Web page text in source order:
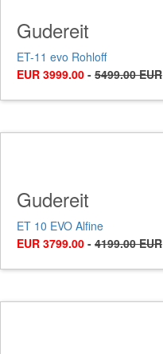
Gudereit
ET-11 evo Rohloff
EUR 3999.00 - 5499.00 EUR
Gudereit
ET 10 EVO Alfine
EUR 3799.00 - 4199.00 EUR